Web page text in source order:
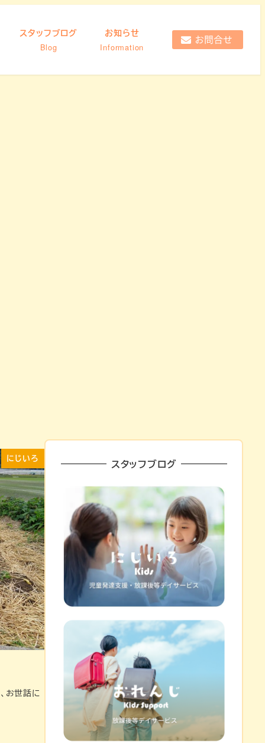
スタッフブログ
Blog
お知らせ
Information
にじいろ
お世話に
スタッフブログ